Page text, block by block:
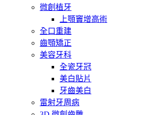
微創植牙
上顎竇增高術
全口重建
齒顎矯正
美容牙科
全瓷牙冠
美白貼片
牙齒美白
雷射牙周病